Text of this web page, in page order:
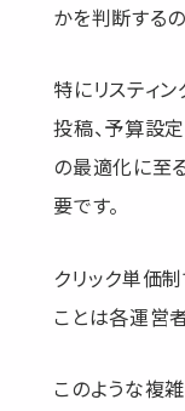
かを判断する
特にリスティ
投稿、予算設
の最適化に至
要です。
クリック単価
ことは各運営
このような複